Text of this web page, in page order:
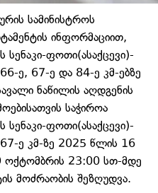
სამინისტროს
ინფორმაციით,
ფოთი(ასაქცევი)-
ე, 67-ე და 84-ე კმ-ებზე
ნაწილის აღდგენის
საჭიროა
ფოთი(ასაქცევი)-
ე კმ-ზე 2025 წლის 16
23:00 სთ-მდე
მოძრაობის შეზღუდვა.